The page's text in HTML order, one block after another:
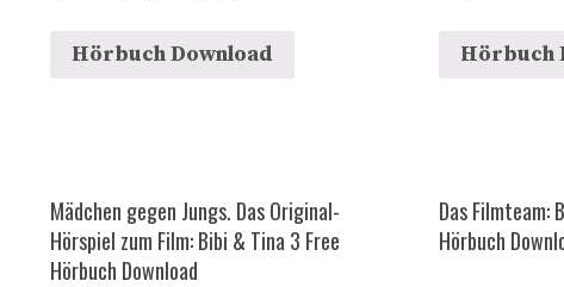
Hörbuch Download Hörbuch
Mädchen gegen Jungs. Das Original-
Hörspiel zum Film: Bibi & Tina 3 Free
Hörbuch Download
Das Filmteam:
Hörbuch